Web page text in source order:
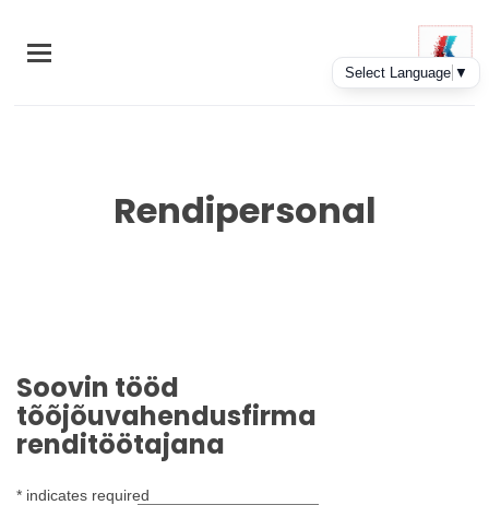
main
Rendipersonal
Soovin tööd
tõõjõuvahendusfirma
renditöötajana
* indicates required